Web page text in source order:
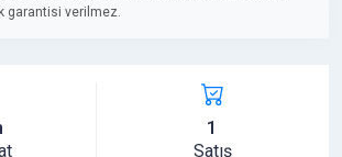
garantisi verilmez.
1
Satış